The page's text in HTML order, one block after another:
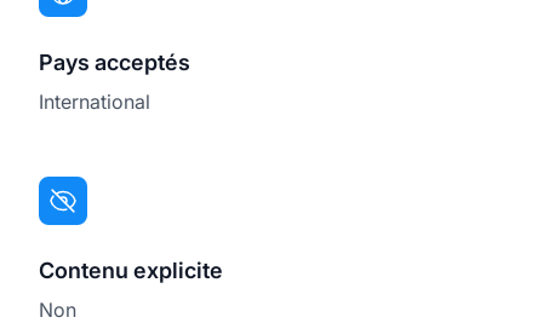
Pays acceptés
International
Contenu explicite
Non